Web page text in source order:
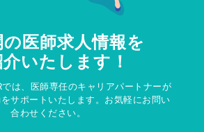
医師求人情報を
いたします！
は、医師専任のキャリアパートナーが
サポートいたします。お気軽にお問い
合わせください。